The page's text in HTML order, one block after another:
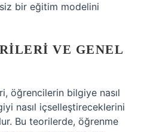
bir eğitim modelini
VE GENEL
öğrencilerin bilgiye nasıl
nasıl içselleştireceklerini
Bu teorilerde, öğrenme